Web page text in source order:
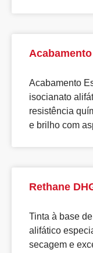
Acabamento
isocianato
resistência
e brilho com
Rethane
Tinta à base
alifático
secagem e